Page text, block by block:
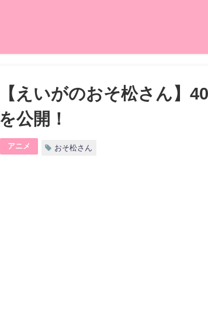
【えいがのおそ松さん】
を公開！
アニメ おそ松さん